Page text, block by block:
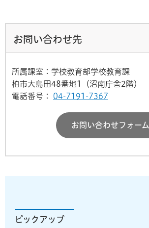
お問い合わせ先
所属課室：学校教育部学校教育課
柏市大島田48番地1（沼南庁舎2階）
電話番号：
04-7191-7367
お問い合わせフォーム
ピックアップ